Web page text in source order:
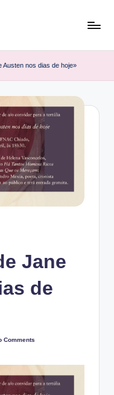
Austen nos dias de hoje»
Jane
de
Comments